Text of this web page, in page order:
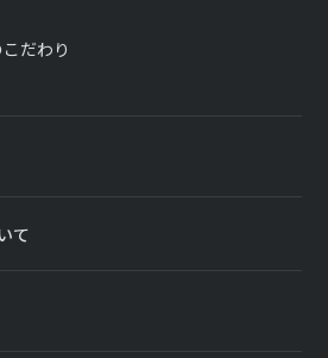
だわり
て